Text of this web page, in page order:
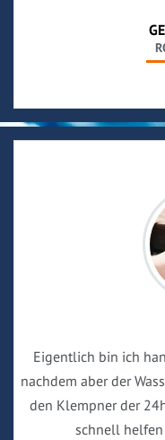
Eigentlich bin ich
nachdem aber der
den Klempner der
schnell helfen